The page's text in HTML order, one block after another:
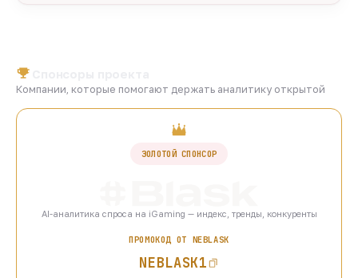
Компании, которые помогают держать аналитику открытой
ЗОЛОТОЙ СПОНСОР
AI-аналитика спроса на iGaming — индекс, тренды, конкуренты
ПРОМОКОД ОТ NEBLASK
NEBLASK1